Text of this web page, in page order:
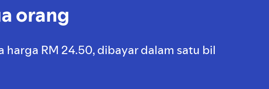
orang
RM 24.50, dibayar dalam satu bil